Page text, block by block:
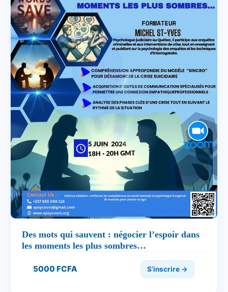
Des mots qui sauvent : négocier l’espoir dans
les moments les plus sombres…
5000 FCFA S’inscrire →